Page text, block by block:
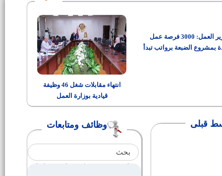
وزير العمل: 3000 فرصة عمل
بمشروع الضبعة برواتب تبدأ
انتهاء مقابلات شغل 46 وظيفة
قيادية بوزارة العمل
وظائف ومتابعات
والإشعاعية
وظائف كلية الدراسات العليا للعلوم
المتقدمة - جامعة بنى سويف
وظائف للصيادلة بوزارة الصحة
سكرتير لمركز ومدينة ناصر
نائب رئيس مركز ومدينة الواسطى
وظائف نقابة المهندسين المصريين